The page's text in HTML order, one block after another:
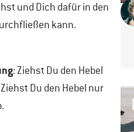
und Dich dafür in den
kann.
: Ziehst Du den Hebel
Du den Hebel nur